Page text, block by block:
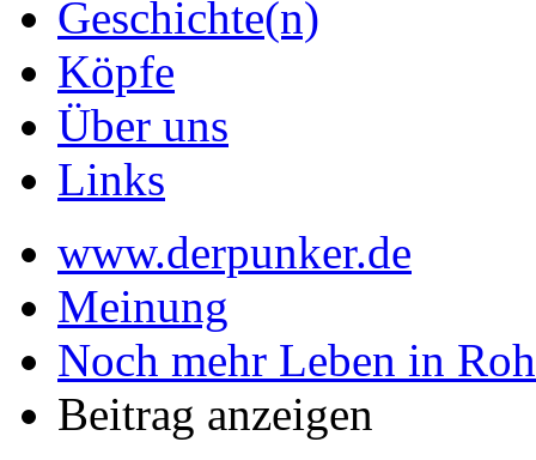
Geschichte(n)
Köpfe
Über uns
Links
www.derpunker.de
Meinung
Noch mehr Leben in
Beitrag anzeigen